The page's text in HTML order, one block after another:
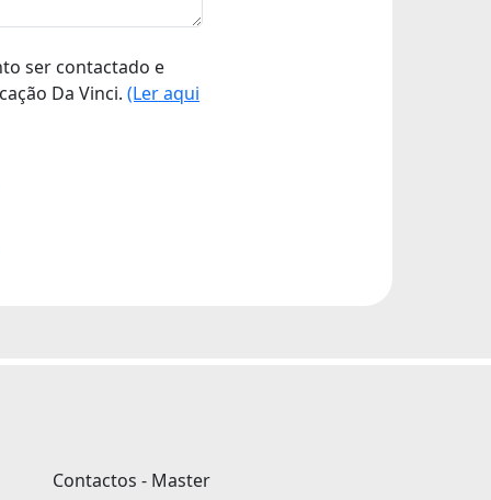
ser contactado e
Da Vinci.(Ler aqui
Contactos - Master